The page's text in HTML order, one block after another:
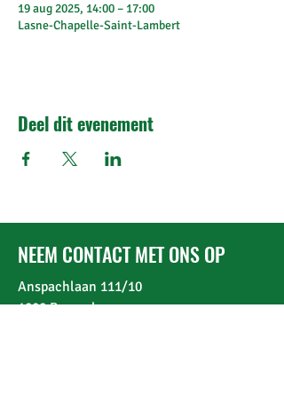
19 aug 2025, 14:00 – 17:00
Lasne-Chapelle-Saint-Lambert
Deel dit evenement
NEEM CONTACT MET ONS OP
Anspachlaan 111/10
1000 Brussel